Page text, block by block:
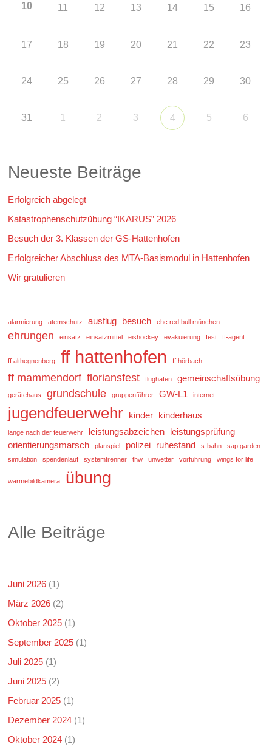
10 11 12 13 14 15 16
17 18 19 20 21 22 23
24 25 26 27 28 29 30
31 1 2 3 4 5 6
Neueste Beiträge
Erfolgreich abgelegt
Katastrophenschutzübung “IKARUS” 2026
Besuch der 3. Klassen der GS-Hattenhofen
Erfolgreicher Abschluss des MTA-Basismodul in Hattenhofen
Wir gratulieren
alarmierung atemschutz ausflug besuch ehc red bull münchen
ehrungen einsatz einsatzmittel eishockey evakuierung fest ff-agent
ff althegnenberg ff hattenhofen ff hörbach
ff mammendorf floriansfest flughafen gemeinschaftsübung
gerätehaus grundschule gruppenführer GW-L1 internet
jugendfeuerwehr kinder kinderhaus
lange nach der feuerwehr leistungsabzeichen leistungsprüfung
orientierungsmarsch
planspiel polizei ruhestand s-bahn
sap garden
simulation
spendenlauf systemtrenner thw unwetter vorführung wings for life
wärmebildkamera übung
Alle Beiträge
Juni 2026 (1)
März 2026 (2)
Oktober 2025 (1)
September 2025 (1)
Juli 2025 (1)
Juni 2025 (2)
Februar 2025 (1)
Dezember 2024 (1)
Oktober 2024 (1)